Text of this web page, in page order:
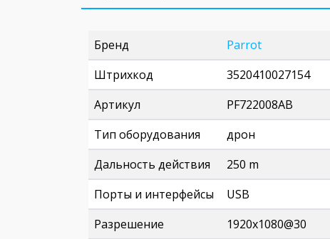
Бренд
Parrot
Штрихкод
3520410027154
Артикул
PF722008AB
Тип оборудования
дрон
Дальность действия
250 m
Порты и интерфейсы
USB
Разрешение
1920х1080@30